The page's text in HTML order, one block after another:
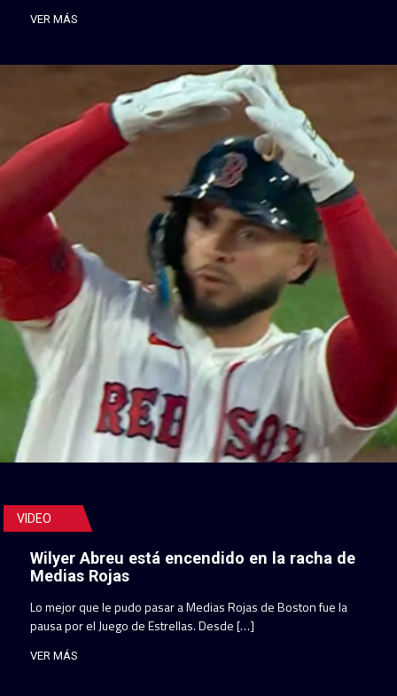
VER MÁS
VIDEO
Wilyer Abreu está encendido en la racha de
Medias Rojas
Lo mejor que le pudo pasar a Medias Rojas de Boston fue la
pausa por el Juego de Estrellas. Desde […]
VER MÁS